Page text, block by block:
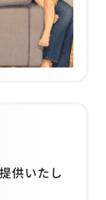
供いたし